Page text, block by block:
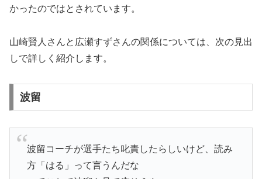
かったのではとされています。
山崎賢人さんと広瀬すずさんの関係については、次の見出
しで詳しく紹介します。
波留
波留コーチが選手たち叱責したらしいけど、読み
方「はる」って言うんだな